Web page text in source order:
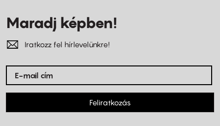
Maradj képben!
Iratkozz fel hírlevelünkre!
Feliratkozás